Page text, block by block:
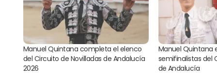
Manuel Quintana completa el elenco
del Circuito de Novilladas de Andalucía
2026
Manuel Quintana
semifinalistas del
de Andalucía